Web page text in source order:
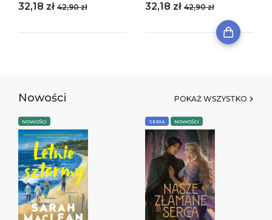
32,18 zł 42,90 zł 32,18 zł 42,90 zł
Nowości POKAŻ WSZYSTKO
NOWOŚCI SERIA NOWOŚCI